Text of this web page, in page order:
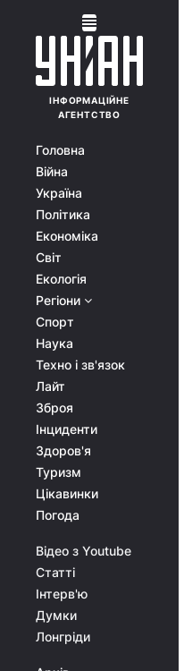
ІНФОРМАЦІЙНЕ
АГЕНТСТВО
Головна
Війна
Україна
Політика
Економіка
Світ
Екологія
Регіони
Спорт
Наука
Техно і зв'язок
Лайт
Зброя
Інциденти
Здоров'я
Туризм
Цікавинки
Погода
Відео з Youtube
Статті
Інтерв'ю
Думки
Лонгріди